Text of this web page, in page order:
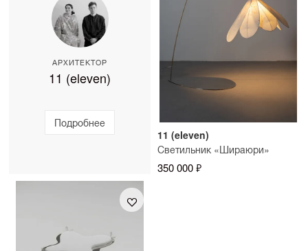
АРХИТЕКТОР
11 (eleven)
Подробнее
11 (eleven)
Светильник «Шираюри»
350 000 ₽